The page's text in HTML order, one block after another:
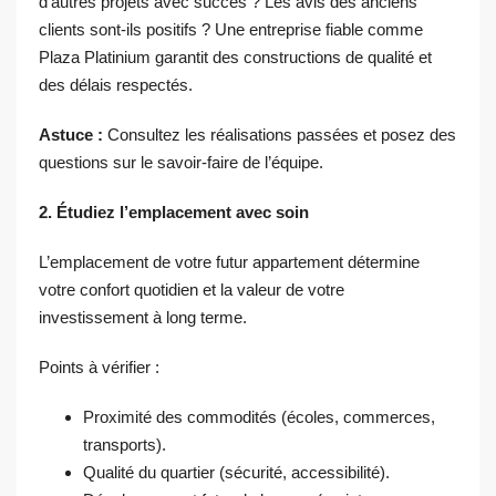
clients sont-ils positifs ? Une entreprise fiable comme
Plaza Platinium garantit des constructions de qualité et
des délais respectés.
Astuce : Consultez les réalisations passées et posez des
questions sur le savoir-faire de l’équipe.
2. Étudiez l’emplacement avec soin
L’emplacement de votre futur appartement détermine
votre confort quotidien et la valeur de votre
investissement à long terme.
Points à vérifier :
Proximité des commodités (écoles, commerces,
transports).
Qualité du quartier (sécurité, accessibilité).